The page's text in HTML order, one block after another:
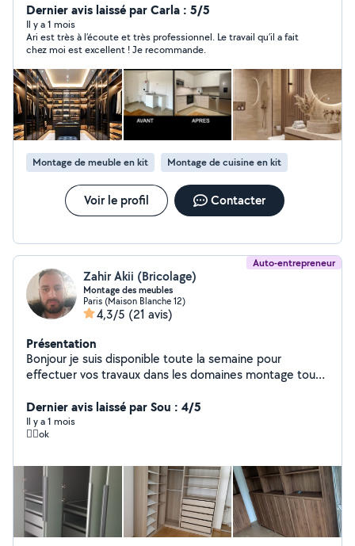
menuiserie - Électricité etc.
Dernier avis laissé par Carla : 5/5
Il y a 1 mois
Ari est très à l’écoute et très professionnel. Le travail qu’il a fait
chez moi est excellent ! Je recommande.
Montage de meuble en kit Montage de cuisine en kit
Voir le profil Contacter
Auto-entrepreneur
Zahir Akii (Bricolage)
Montage des meubles
Paris (Maison Blanche 12)
4,3/5 (21 avis)
Présentation
Bonjour je suis disponible toute la semaine pour
effectuer vos travaux dans les domaines montage tout
peinture enduit avec des tarifs resonable Merci de me
contacter
Dernier avis laissé par Sou : 4/5
Il y a 1 mois
👍🏼ok